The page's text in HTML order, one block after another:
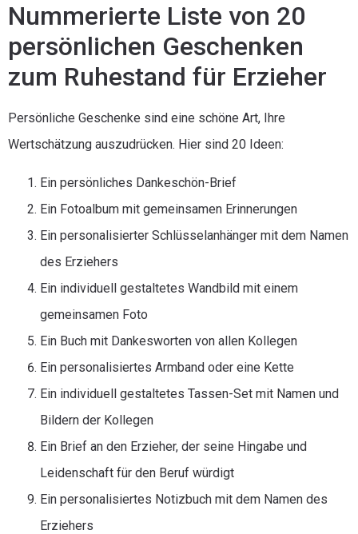
Nummerierte Liste von 20
persönlichen Geschenken
zum Ruhestand für Erzieher
Persönliche Geschenke sind eine schöne Art, Ihre
Wertschätzung auszudrücken. Hier sind 20 Ideen:
Ein persönliches Dankeschön-Brief
Ein Fotoalbum mit gemeinsamen Erinnerungen
Ein personalisierter Schlüsselanhänger mit dem Namen
des Erziehers
Ein individuell gestaltetes Wandbild mit einem
gemeinsamen Foto
Ein Buch mit Dankesworten von allen Kollegen
Ein personalisiertes Armband oder eine Kette
Ein individuell gestaltetes Tassen-Set mit Namen und
Bildern der Kollegen
Ein Brief an den Erzieher, der seine Hingabe und
Leidenschaft für den Beruf würdigt
Ein personalisiertes Notizbuch mit dem Namen des
Erziehers